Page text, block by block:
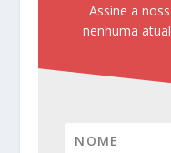
Assine a
nenhuma